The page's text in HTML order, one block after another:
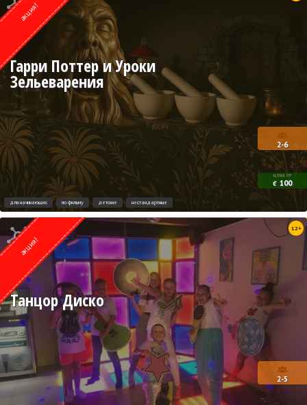
акция!
2-6
цена от
€ 100
Гарри Поттер и Уроки
Зельеварения
для начинающих по фильму детские нестандартные
акция!
12+
2-5
Танцор Диско